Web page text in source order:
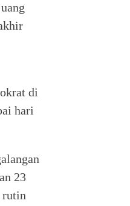
di
hari
23
rutin